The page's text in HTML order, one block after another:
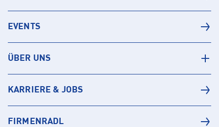
EVENTS
ÜBER UNS
KARRIERE & JOBS
FIRMENRADL